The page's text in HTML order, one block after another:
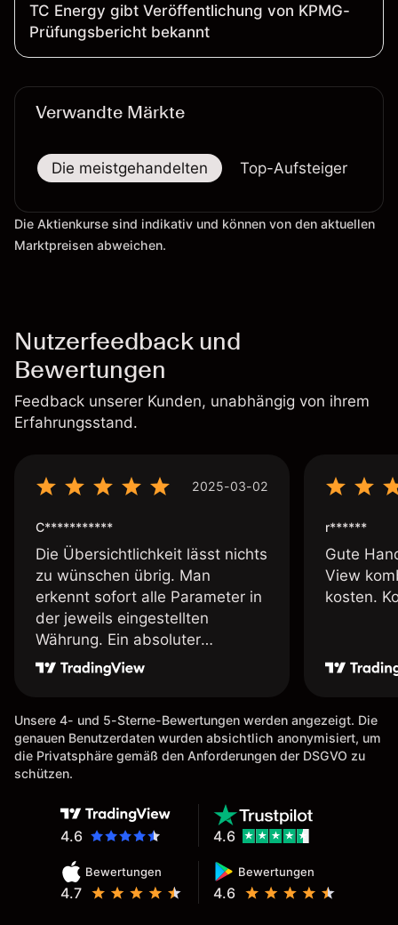
TC Energy gibt Veröffentlichung von KPMG-
Prüfungsbericht bekannt
Verwandte Märkte
Die meistgehandelten Top-Aufsteiger
Die Aktienkurse sind indikativ und können von den aktuellen
Marktpreisen abweichen.
Nutzerfeedback und
Bewertungen
Feedback unserer Kunden, unabhängig von ihrem
Erfahrungsstand.
2025-03-02
C***********
Die Übersichtlichkeit lässt nichts
zu wünschen übrig. Man
erkennt sofort alle Parameter in
der jeweils eingestellten
Währung. Ein absoluter
Pluspunkt an dieser Stelle.
r******
Gute
View
kosten.
Unsere 4- und 5-Sterne-Bewertungen werden angezeigt. Die
genauen Benutzerdaten wurden absichtlich anonymisiert, um
die Privatsphäre gemäß den Anforderungen der DSGVO zu
schützen.
4.6
Bewertungen
4.7
Bewertungen
4.6
4.6